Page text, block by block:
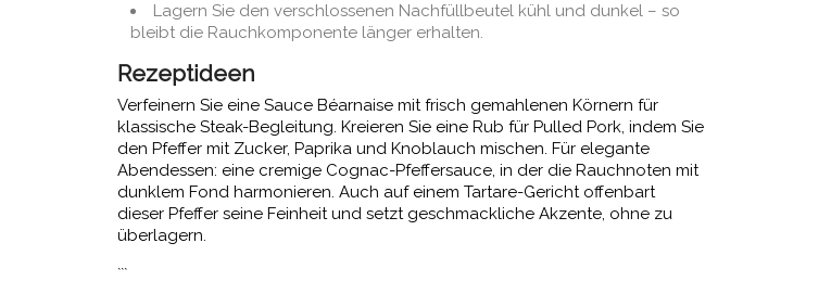
Lagern Sie den verschlossenen Nachfüllbeutel kühl und dunkel – so
bleibt die Rauchkomponente länger erhalten.
Rezeptideen
Verfeinern Sie eine Sauce Béarnaise mit frisch gemahlenen Körnern für
klassische Steak-Begleitung. Kreieren Sie eine Rub für Pulled Pork, indem Sie
den Pfeffer mit Zucker, Paprika und Knoblauch mischen. Für elegante
Abendessen: eine cremige Cognac-Pfeffersauce, in der die Rauchnoten mit
dunklem Fond harmonieren. Auch auf einem Tartare-Gericht offenbart
dieser Pfeffer seine Feinheit und setzt geschmackliche Akzente, ohne zu
überlagern.
```